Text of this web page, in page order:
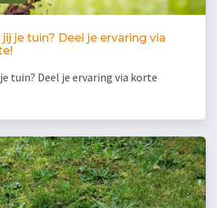
je tuin? Deel je ervaring via
tuin? Deel je ervaring via korte